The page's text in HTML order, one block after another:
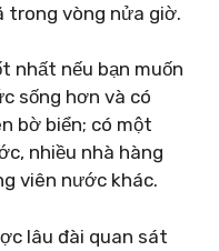
trong vòng nửa giờ.
nhất nếu bạn muốn
sống hơn và có
bờ biển; có một
nhiều nhà hàng
viên nước khác.
lâu đài quan sát